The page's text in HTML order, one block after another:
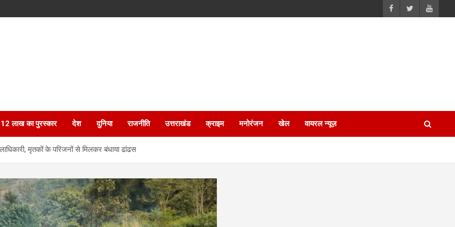
12 लाख का पुरस्कार देश दुनिया राजनीति उत्तराखंड क्राइम मनोरंजन खेल वायरल न्यूज़
मृतकों के परिजनों से मिलकर बंधाया ढांढस